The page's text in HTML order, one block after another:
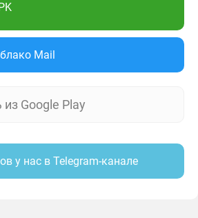
Mail
из Google Play
у нас в Telegram-канале